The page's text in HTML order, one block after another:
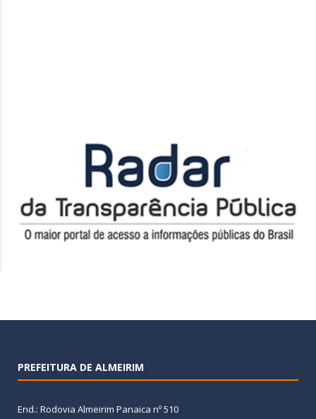
PREFEITURA DE ALMEIRIM
End.: Rodovia Almeirim Panaica nº 510